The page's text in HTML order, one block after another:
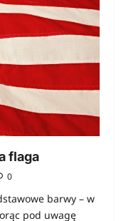
flaga
0
barwy – w
pod uwagę